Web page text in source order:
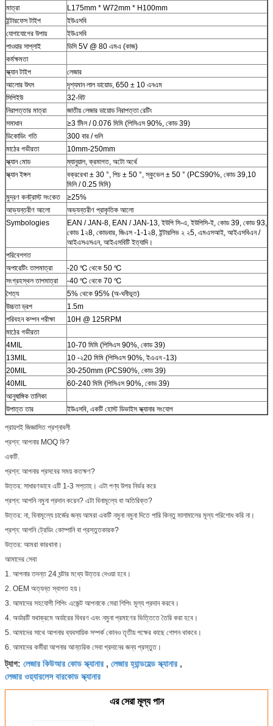
মাত্রা
L175mm * W72mm * H100mm
ইন্টারফেস টাইপ
ইউএসবি
যোগাযোগের উপায়
ইউএসবি
পাওয়ার সাপ্লাই
ডিসি 5V @ 80 এমএ (কাজ)
কর্মক্ষমতা
স্ক্যান টাইপ
লেজার
আলোর উৎস
দৃশ্যমান লাল ডায়োড, 650 ± 10 এনএম
সিপিইউ
32-বিট
নিরাপত্তার মাত্রা
জাতীয় লেজার ডায়োড নিরাপত্তা রেটিং
সমাধান
≥3 মিিল / 0.076 মিমি (পিসিএস 90%, কোড 39)
ডিকোডিং গতি
300 বার / গুলি
মাঠের গভীরতা
10mm-250mm
স্ক্যান মোড
ম্যানুয়াল, ক্রমাগত, অটো অর্থে
স্ক্যান ইঙ্গল
বক্ররেখা ± 30 °, পিচ ± 50 °, স্কুভেল ± 50 ° (PCS90%, কোড 39,10
মিলি / 0.25 মিমি)
মুদ্রণ কনট্রাস্ট সংকেত
≥25%
আভ্যন্তরীণ আলো
অভ্যন্তরীণ প্রাকৃতিক আলো
Symbologies
EAN / JAN-8, EAN / JAN-13, ইউপি সি-এ, ইউপিসি-ই, কোড 39, কোড 93,
কোড 1২8, কোডবার, জিএস -1-1২8, ইন্টারলিভ ২ ২5, এমএসআই, আইএসবিএন /
আইএসএসএন, আইএসবিটি ইত্যাদি।
পরিবেশগত
অপারেটিং তাপমাত্রা
-20 ℃ থেকে 50 ℃
সংগ্রহস্থল তাপমাত্রা
-40 ℃ থেকে 70 ℃
শৈত্য
5% থেকে 95% (অ-ঘনীভূত)
উচ্চতা ড্রপ
1.5m
পরিবহন কম্পন পরীক্ষা
10H @ 125RPM
মাঠের গভীরতা
4MIL
10-70 মিমি (পিসিএস 90%, কোড 39)
13MIL
10 -২20 মিমি (পিসিএস 90%, ইএএন -13)
20MIL
30-250mm (PCS90%, কোড 39)
40MIL
60-240 মিমি (পিসিএস 90%, কোড 39)
আনুষাঙ্গিক তালিকা
উপাত্ত তার
ইউএসবি, একটি হোস্ট ডিভাইস স্ক্যানার সংযোগ
প্রায়শই জিজ্ঞাসিত প্রশ্নাবলী
প্রশ্ন: আপনার MOQ কি?
একটি.
প্রশ্ন: আপনার প্রসবের সময় কতক্ষণ?
উত্তর: সাধারণভাবে এটি 1-3 সপ্তাহ। এটা পণ্য উপর নির্ভর করে
প্রশ্ন: আপনি নমুনা প্রদান করেন? এটা বিনামূল্যে বা অতিরিক্ত?
উত্তর: না, বিনামূল্যে চার্জের জন্য আমরা একটি নমুনা নমুনা দিতে পারি কিন্তু মালামালের মূল্য পরিশোধ করি না।
প্রশ্ন: আপনি ট্রেডিং কোম্পানি বা প্রস্তুতকারক?
উত্তর: আমরা কারখানা।
আমাদের সেবা
1. আপনার তদন্ত 24 ঘন্টার মধ্যে উত্তর দেওয়া হবে।
2. OEM অত্যন্ত স্বাগত হয়।
3. আমাদের সহযোগী শিপিং এজেন্ট আপনাকে সেরা শিপিং মূল্য প্রদান করবে।
4. অর্ডারটি যথাক্রমে অর্ডারের বিবরণ এবং নমুনা প্রমাণের ভিত্তিতে তৈরি করা হবে।
5. আমাদের সাথে আপনার ব্যবসায়িক সম্পর্ক কোনও তৃতীয় পক্ষের কাছে গোপন থাকবে।
6. আমাদের কর্মীরা আপনার আন্তরিক সেবা প্রদানের জন্য প্রস্তুত।
ট্যাগ: লেজার কিউআর কোড স্ক্যানার , লেজার হ্যান্ডহেল্ড স্ক্যানার ,
লেজার ওয়্যারলেস বারকোড স্ক্যানার
এর সেরা মূল্য পান